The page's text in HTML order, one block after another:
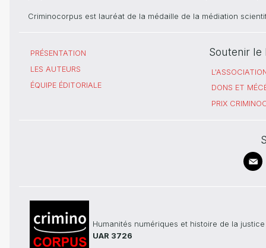
Criminocorpus est lauréat de la médaille de la médiation
PRÉSENTATION
LES AUTEURS
ÉQUIPE ÉDITORIALE
Soutenir le
DONS ET
PRIX
Humanités numériques et histoire de la justice
UAR 3726